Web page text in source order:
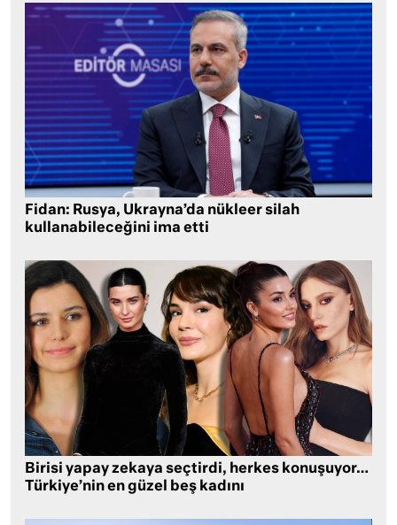
Fidan: Rusya, Ukrayna’da nükleer silah
kullanabileceğini ima etti
Birisi yapay zekaya seçtirdi, herkes konuşuyor…
Türkiye’nin en güzel beş kadını